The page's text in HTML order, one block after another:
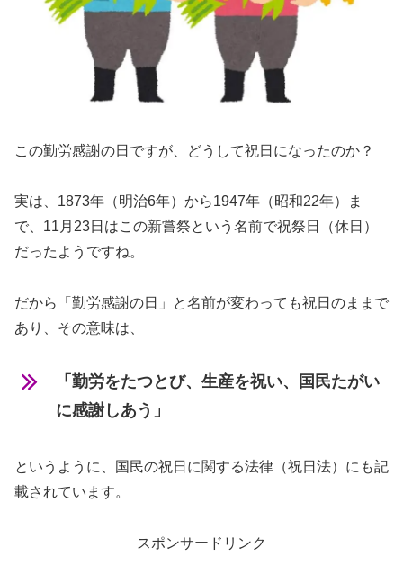
この勤労感謝の日ですが、どうして祝日になったのか？
実は、1873年（明治6年）から1947年（昭和22年）ま
で、11月23日はこの新嘗祭という名前で祝祭日（休日）
だったようですね。
だから「勤労感謝の日」と名前が変わっても祝日のままで
あり、その意味は、
「勤労をたつとび、生産を祝い、国民たがい
に感謝しあう」
というように、国民の祝日に関する法律（祝日法）にも記
載されています。
スポンサードリンク